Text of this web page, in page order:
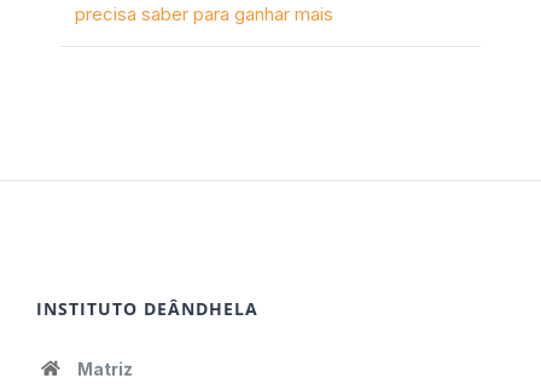
precisa saber para ganhar mais
INSTITUTO DEÂNDHELA
Matriz